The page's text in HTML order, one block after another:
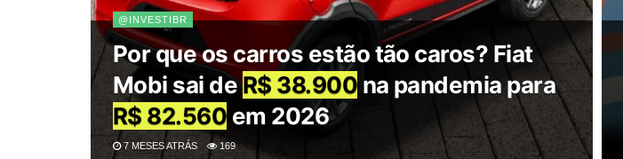
@INVESTIBR
Por que os carros estão tão caros? Fiat
Mobi sai deR$ 38.900 na pandemia para
R$ 82.560 em 2026
7 MESES ATRÁS 169